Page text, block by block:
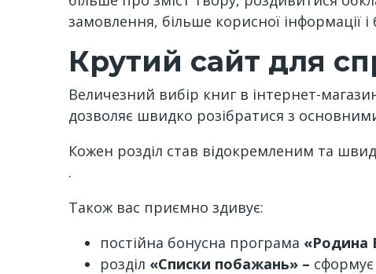
замовлення, більше корисної інформації
Крутий сайт для
Величезний вибір книг в інтернет-
дозволяє швидко розібратися з
Кожен розділ став відокремленим та
.
Також вас приємно здивує:
постійна бонусна програма «Родина
розділ «Списки побажань» –